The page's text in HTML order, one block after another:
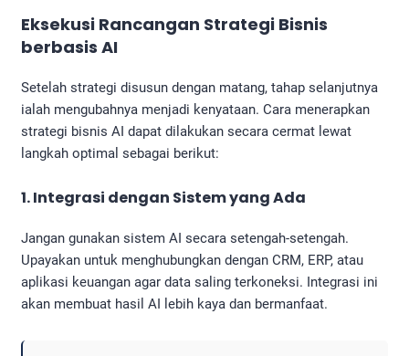
Eksekusi Rancangan Strategi Bisnis
berbasis AI
Setelah strategi disusun dengan matang, tahap selanjutnya
ialah mengubahnya menjadi kenyataan. Cara menerapkan
strategi bisnis AI dapat dilakukan secara cermat lewat
langkah optimal sebagai berikut:
1. Integrasi dengan Sistem yang Ada
Jangan gunakan sistem AI secara setengah-setengah.
Upayakan untuk menghubungkan dengan CRM, ERP, atau
aplikasi keuangan agar data saling terkoneksi. Integrasi ini
akan membuat hasil AI lebih kaya dan bermanfaat.